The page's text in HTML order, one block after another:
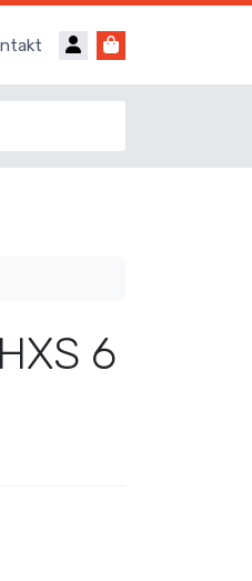
Account
Cart
6